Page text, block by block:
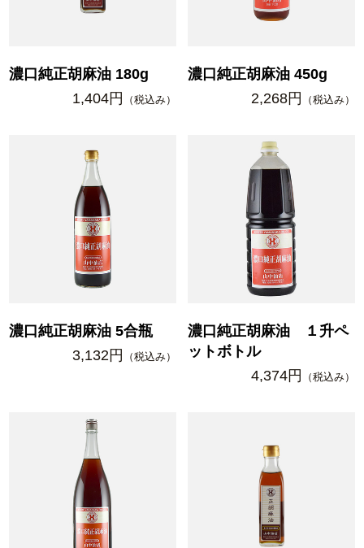
濃口純正胡麻油 180g
1,404円
（税込み）
濃口純正胡麻油 450g
2,268円
（税込み）
濃口純正胡麻油 5合瓶
3,132円
（税込み）
濃口純正胡麻油 １升ペ
ットボトル
4,374円
（税込み）